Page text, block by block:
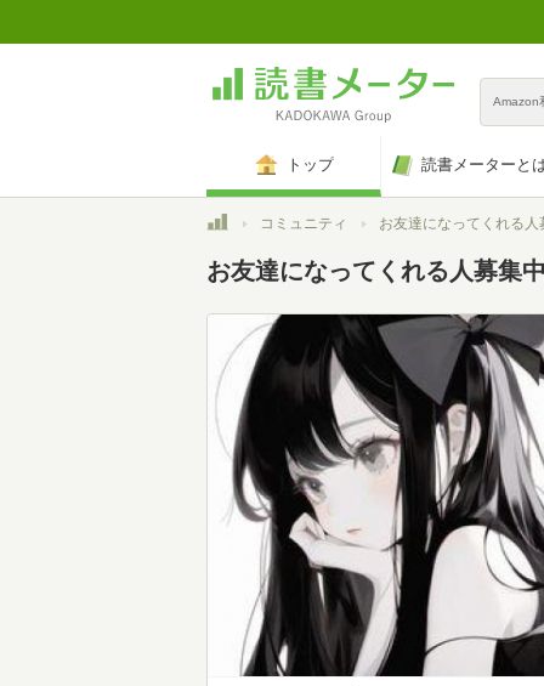
Amazon
トップ 読書メーターと
トップコミュニティ お友達になってくれる人
お友達になってくれる人募集